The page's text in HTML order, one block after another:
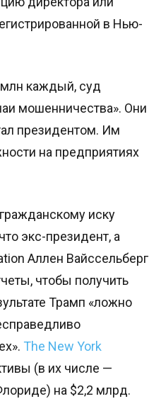
в Нью-
каждый, суд
мошенничества». Они
президентом. Им
на предприятиях
иску
экс-президент, а
Аллен Вайссельберг
чтобы получить
Трамп «ложно
The New York
(в их числе —
на $2,2 млрд.